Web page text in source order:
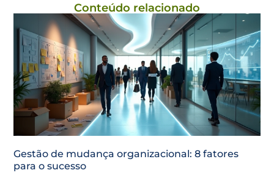
Conteúdo relacionado
Gestão de mudança organizacional: 8 fatores
para o sucesso